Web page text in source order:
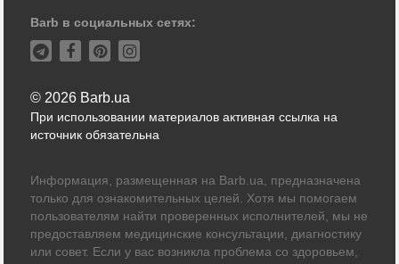
Barb в социальных сетях:
© 2026 Barb.ua
При использовании материалов активная ссылка на
источник обязательна
Информация, размещенная на Barb.ua, предназначена
только для ознакомительных целей. Хотя мы помогаем
пользователям найти проверенных исполнителей, мы не
предоставляем медицинские консультации, диагностику
или совет. Если у вас возникла проблема со здоровьем,